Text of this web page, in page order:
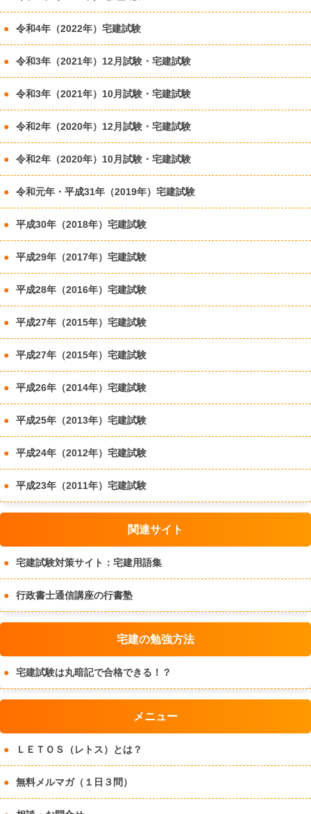
令和4年（2022年）宅建試験
令和3年（2021年）12月試験・宅建試験
令和3年（2021年）10月試験・宅建試験
令和2年（2020年）12月試験・宅建試験
令和2年（2020年）10月試験・宅建試験
令和元年・平成31年（2019年）宅建試験
平成30年（2018年）宅建試験
平成29年（2017年）宅建試験
平成28年（2016年）宅建試験
平成27年（2015年）宅建試験
平成27年（2015年）宅建試験
平成26年（2014年）宅建試験
平成25年（2013年）宅建試験
平成24年（2012年）宅建試験
平成23年（2011年）宅建試験
関連サイト
宅建試験対策サイト：宅建用語集
行政書士通信講座の行書塾
宅建の勉強方法
宅建試験は丸暗記で合格できる！？
メニュー
ＬＥＴＯＳ（レトス）とは？
無料メルマガ（１日３問）